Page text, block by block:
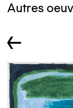
Autres
←